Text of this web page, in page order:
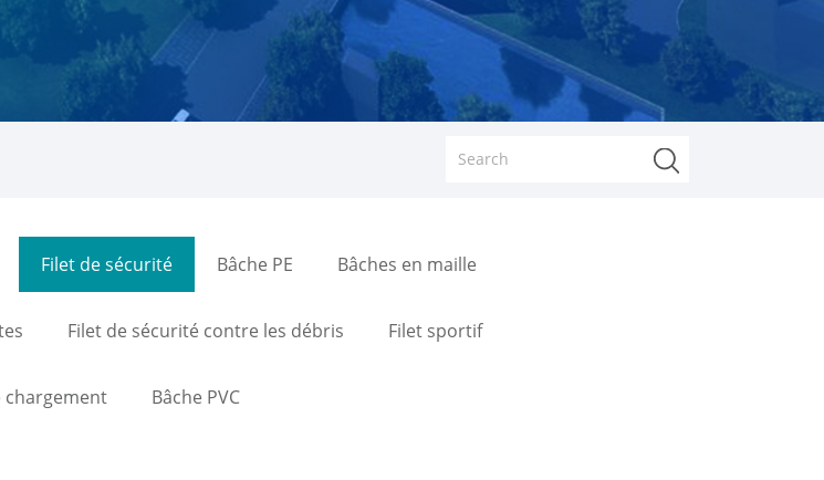
Filet de sécurité Bâche PE Bâches en maille
Filet de sécurité contre les débris Filet sportif
chargement Bâche PVC